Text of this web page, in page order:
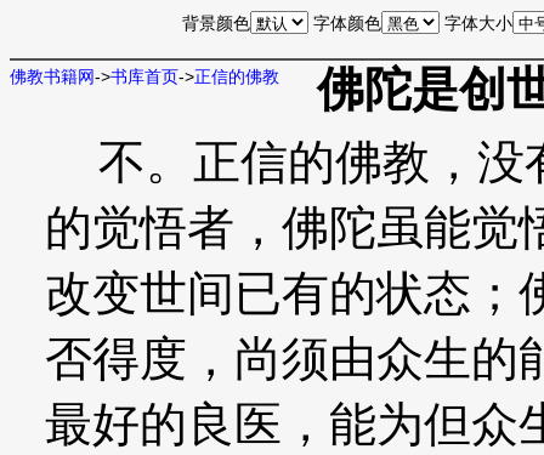
背景颜色 字体颜色 字体大小
佛教书籍网->书库首页->正信的佛教
佛陀是创
不。正信的佛教，没
的觉悟者，佛陀虽能觉
改变世间已有的状态；
否得度，尚须由众生的
最好的良医，能为但众